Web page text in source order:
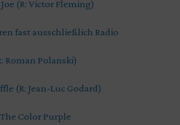
(R: Victor Fleming)
fast ausschließlich Radio
Roman Polanski)
(R: Jean-Luc Godard)
Color Purple